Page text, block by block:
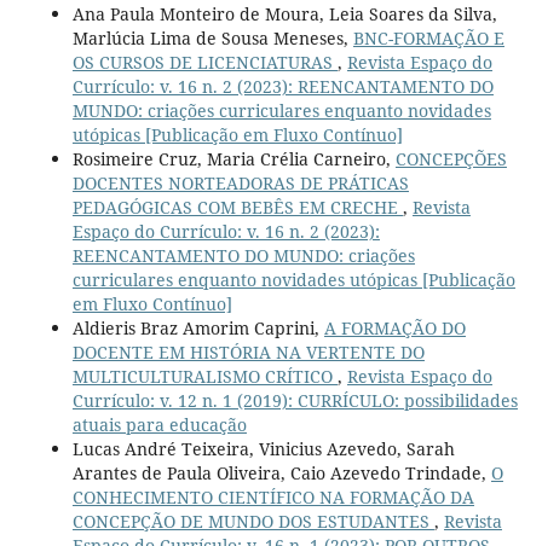
Ana Paula Monteiro de Moura, Leia Soares da Silva,
Marlúcia Lima de Sousa Meneses, BNC-FORMAÇÃO E
OS CURSOS DE LICENCIATURAS , Revista Espaço do
Currículo: v. 16 n. 2 (2023): REENCANTAMENTO DO
MUNDO: criações curriculares enquanto novidades
utópicas [Publicação em Fluxo Contínuo]
Rosimeire Cruz, Maria Crélia Carneiro, CONCEPÇÕES
DOCENTES NORTEADORAS DE PRÁTICAS
PEDAGÓGICAS COM BEBÊS EM CRECHE , Revista
Espaço do Currículo: v. 16 n. 2 (2023):
REENCANTAMENTO DO MUNDO: criações
curriculares enquanto novidades utópicas [Publicação
em Fluxo Contínuo]
Aldieris Braz Amorim Caprini, A FORMAÇÃO DO
DOCENTE EM HISTÓRIA NA VERTENTE DO
MULTICULTURALISMO CRÍTICO , Revista Espaço do
Currículo: v. 12 n. 1 (2019): CURRÍCULO: possibilidades
atuais para educação
Lucas André Teixeira, Vinicius Azevedo, Sarah
Arantes de Paula Oliveira, Caio Azevedo Trindade, O
CONHECIMENTO CIENTÍFICO NA FORMAÇÃO DA
CONCEPÇÃO DE MUNDO DOS ESTUDANTES , Revista